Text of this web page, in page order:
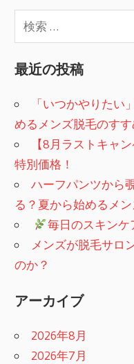
最近の投稿
「いつかやりたい
めるメンズ脱毛のすす
【8月ラストキャ
特別価格！
ハーフパンツから
る？夏から始めるメ
毎日のスキンケ
メンズが脱毛サロ
のか？
アーカイブ
2026年8月
2026年7月